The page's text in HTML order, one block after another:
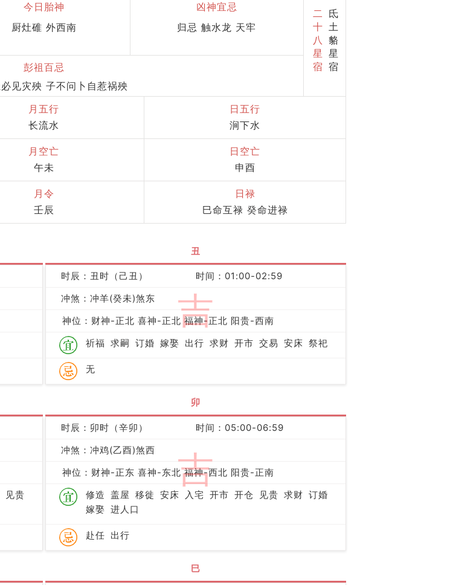
今日胎神
厨灶碓 外西南
凶神宜忌
归忌 触水龙 天牢
彭祖百忌
丙不修灶必见灾殃 子不问卜自惹祸殃
二
十
八
星
宿
氐
土
貉
星
宿
月五行
长流水
日五行
涧下水
月空亡
午未
日空亡
申酉
月令
壬辰
日禄
巳命互禄 癸命进禄
丑
吉
时辰：丑时（己丑）
时间：01:00-02:59
冲煞：冲羊(癸未)煞东
神位：财神-正北 喜神-正北 福神-正北 阳贵-西南
祈福 求嗣 订婚 嫁娶 出行 求财 开市 交易 安床 祭祀
无
见贵
卯
吉
时辰：卯时（辛卯）
时间：05:00-06:59
冲煞：冲鸡(乙酉)煞西
神位：财神-正东 喜神-东北 福神-西北 阳贵-正南
修造 盖屋 移徙 安床 入宅 开市 开仓 见贵 求财 订婚
嫁娶 进人口
赴任 出行
巳